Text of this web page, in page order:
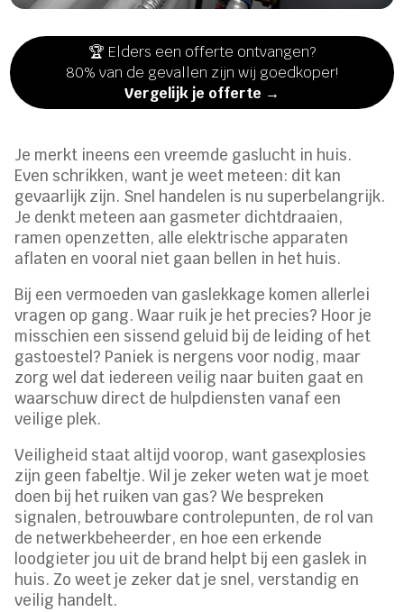
🏆 Elders een offerte ontvangen?
80% van de gevallen zijn wij goedkoper!
Vergelijk je offerte →
Je merkt ineens een vreemde gaslucht in huis.
Even schrikken, want je weet meteen: dit kan
gevaarlijk zijn. Snel handelen is nu superbelangrijk.
Je denkt meteen aan gasmeter dichtdraaien,
ramen openzetten, alle elektrische apparaten
aflaten en vooral niet gaan bellen in het huis.
Bij een vermoeden van gaslekkage komen allerlei
vragen op gang. Waar ruik je het precies? Hoor je
misschien een sissend geluid bij de leiding of het
gastoestel? Paniek is nergens voor nodig, maar
zorg wel dat iedereen veilig naar buiten gaat en
waarschuw direct de hulpdiensten vanaf een
veilige plek.
Veiligheid staat altijd voorop, want gasexplosies
zijn geen fabeltje. Wil je zeker weten wat je moet
doen bij het ruiken van gas? We bespreken
signalen, betrouwbare controlepunten, de rol van
de netwerkbeheerder, en hoe een erkende
loodgieter jou uit de brand helpt bij een gaslek in
huis. Zo weet je zeker dat je snel, verstandig en
veilig handelt.